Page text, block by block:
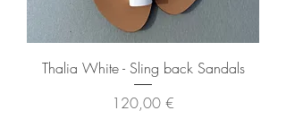
Thalia White - Sling back Sandals
Precio
120,00 €